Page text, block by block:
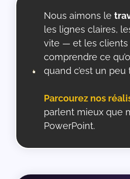
Nous aimons le
les lignes claires,
vite — et les clients
comprendre ce
quand c’est un peu
Parcourez nos
parlent mieux que
PowerPoint.